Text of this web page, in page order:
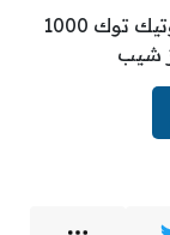
أرخص موقع شراء متابعين انستقرام وتيك توك 1000